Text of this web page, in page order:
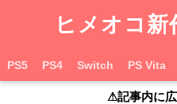
ヒメオコ新
PS5 PS4 Switch PS Vita
⚠︎記事内に